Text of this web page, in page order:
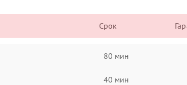
Срок
80 мин
40 мин